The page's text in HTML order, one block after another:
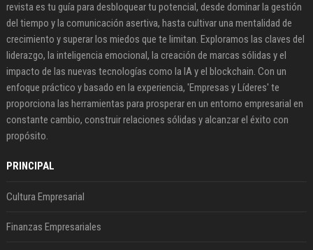
revista es tu guía para desbloquear tu potencial, desde dominar la gestión
del tiempo y la comunicación asertiva, hasta cultivar una mentalidad de
crecimiento y superar los miedos que te limitan. Exploramos las claves del
liderazgo, la inteligencia emocional, la creación de marcas sólidas y el
impacto de las nuevas tecnologías como la IA y el blockchain. Con un
enfoque práctico y basado en la experiencia, 'Empresas y Líderes' te
proporciona las herramientas para prosperar en un entorno empresarial en
constante cambio, construir relaciones sólidas y alcanzar el éxito con
propósito.
PRINCIPAL
Cultura Empresarial
Finanzas Empresariales